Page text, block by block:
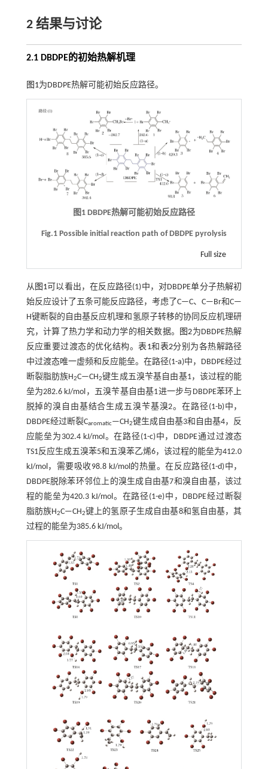
2 结果与讨论
2.1 DBDPE的初始热解机理
图1为DBDPE热解可能初始反应路径。
图1 DBDPE热解可能初始反应路径
Fig.1 Possible initial reaction path of DBDPE pyrolysis
Full size
从 图1可以看出，在反应路径(1)中，对DBDPE单分子热解初
始反应设计了五条可能反应路径，考虑了C—C、C—Br和C—
H键断裂的自由基反应机理和氢原子转移的协同反应机理研
究，计算了热力学和动力学的相关数据。
图2为DBDPE热解
反应重要过渡态的优化结构。表1和 表2分别为各热解路径
中过渡态唯一虚频和反应能垒。在路径(1-a)中，DBDPE经过
断裂脂肪族H2C—CH2键生成五溴苄基自由基1，该过程的能
垒为282.6 kJ/mol，五溴苄基自由基1进一步与DBDPE苯环上
脱掉的溴自由基结合生成五溴苄基溴2。在路径(1-b)中，
DBDPE经过断裂Caromatic—CH2键生成自由基3和自由基4，反
应能垒为302.4 kJ/mol。在路径(1-c)中，DBDPE通过过渡态
TS1反应生成五溴苯5和五溴苯乙烯6，该过程的能垒为412.0
kJ/mol，需要吸收98.8 kJ/mol的热量。在反应路径(1-d)中，
DBDPE脱除苯环邻位上的溴生成自由基7和溴自由基，该过
程的能垒为420.3 kJ/mol。在路径(1-e)中，DBDPE经过断裂
脂肪族H2C—CH2键上的氢原子生成自由基8和氢自由基，其
过程的能垒为385.6 kJ/mol。